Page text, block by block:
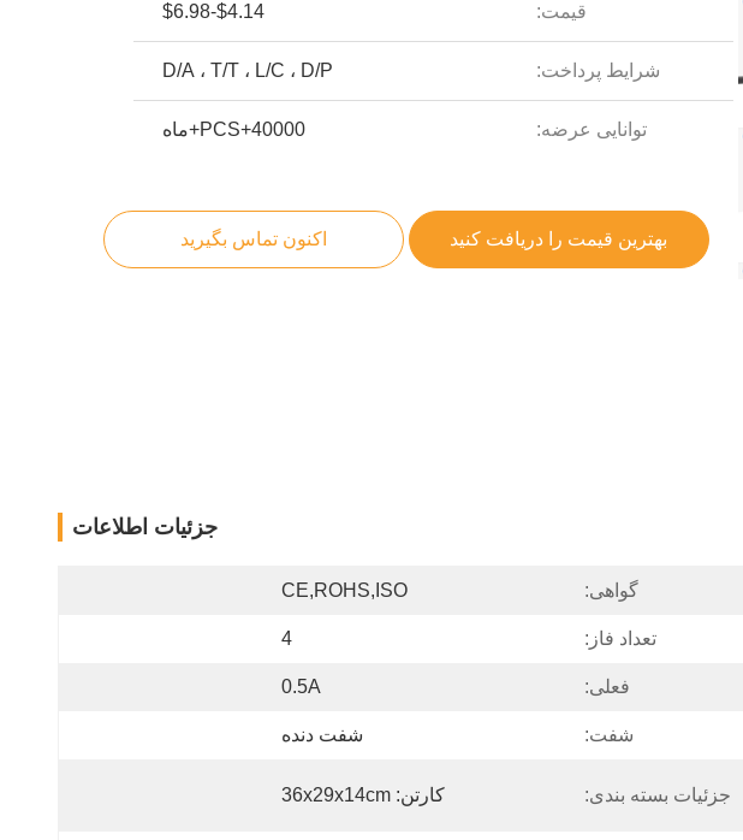
قیمت: $4.14-$6.98
شرایط پرداخت: D/A ، T/T ، L/C ، D/P
توانایی عرضه: 40000+PCS+ماه
بهترین قیمت را دریافت کنید اکنون تماس بگیرید
جزئیات اطلاعات
گواهی: CE,ROHS,ISO
تعداد فاز: 4
فعلی: 0.5A
شفت: شفت دنده
جزئیات بسته بندی: کارتن: 36x29x14cm